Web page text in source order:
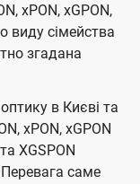
xPON, xGPON,
виду сімейства
згадана
в Києві та
xPON, xGPON
XGSPON
Перевага саме